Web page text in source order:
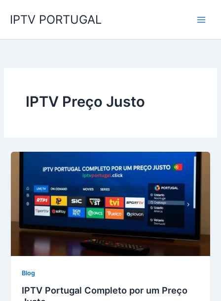
IPTV PORTUGAL
IPTV Preço Justo
Blog
IPTV Portugal Completo por um Preço